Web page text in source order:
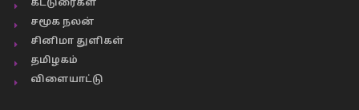
கட்டுரைகள்
சமூக நலன்
சினிமா துளிகள்
தமிழகம்
விளையாட்டு